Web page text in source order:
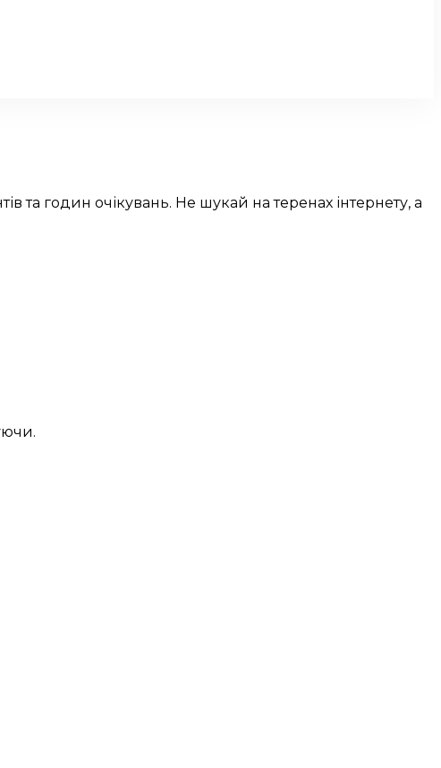
та годин очікувань. Не шукай на теренах інтернету, а